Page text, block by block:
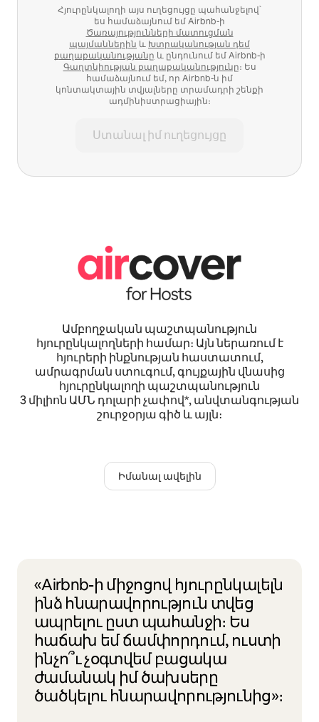
Հյուրընկալողի այս ուղեցույցը պահանջելով՝
ես համաձայնում եմ Airbnb-ի
Ծառայությունների մատուցման
պայմաններին և Խտրականության դեմ
քաղաքականությանը և ընդունում եմ Airbnb-ի
Գաղտնիության քաղաքականությունը։ Ես
համաձայնում եմ, որ Airbnb-ն իմ
կոնտակտային տվյալները տրամադրի շենքի
ադմինիստրացիային։
Ստանալ իմ ուղեցույցը
Ամբողջական պաշտպանություն
հյուրընկալողների համար։ Այն ներառում է
հյուրերի ինքնության հաստատում,
ամրագրման ստուգում, գույքային վնասից
հյուրընկալողի պաշտպանություն
3 միլիոն ԱՄՆ դոլարի չափով*, անվտանգության
շուրջօրյա գիծ և այլն։
Իմանալ ավելին
«Airbnb-ի միջոցով հյուրընկալելն
ինձ հնարավորություն տվեց
ապրելու ըստ պահանջի։ Ես
հաճախ եմ ճամփորդում, ուստի
ինչո՞ւ չօգտվեմ բացակա
ժամանակ իմ ծախսերը
ծածկելու հնարավորությունից»։